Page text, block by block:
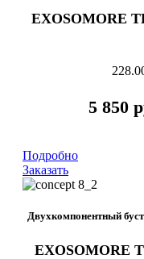
EXOSOMORE
5 850
Подробно
Заказать
Двухкомпонентный
EXOSOMORE